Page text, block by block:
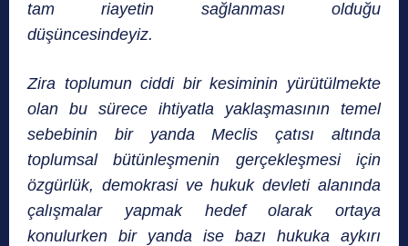
tam riayetin sağlanması olduğu
düşüncesindeyiz.
Zira toplumun ciddi bir kesiminin yürütülmekte
olan bu sürece ihtiyatla yaklaşmasının temel
sebebinin bir yanda Meclis çatısı altında
toplumsal bütünleşmenin gerçekleşmesi için
özgürlük, demokrasi ve hukuk devleti alanında
çalışmalar yapmak hedef olarak ortaya
konulurken bir yanda ise bazı hukuka aykırı